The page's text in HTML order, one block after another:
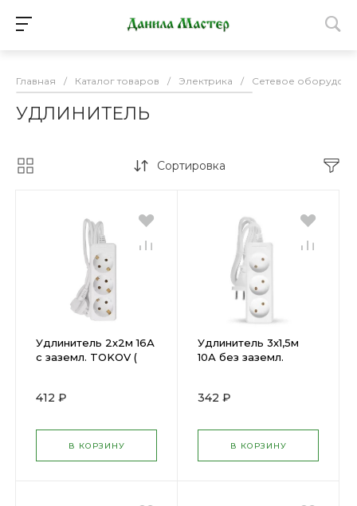
Главная / Каталог товаров / Электрика / Сетевое
УДЛИНИТЕЛЬ
Сортировка
Удлинитель 2х2м 16А
с заземл. TOKOV (
412 ₽
В КОРЗИНУ
Удлинитель 3х1,5м
10А без заземл.
342 ₽
В КОРЗИНУ